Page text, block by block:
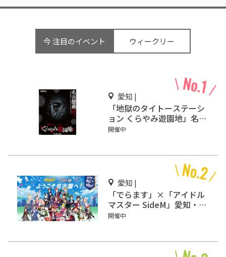
今 注目のイベント ウィークリー
愛知 |
「地獄のタイトーステーシ
ョン くらやみ遊園地」名古
屋・大須にオープン
開催中
愛知 |
「でらます」×「アイドル
マスター SideM」愛知・名
古屋で開催
開催中